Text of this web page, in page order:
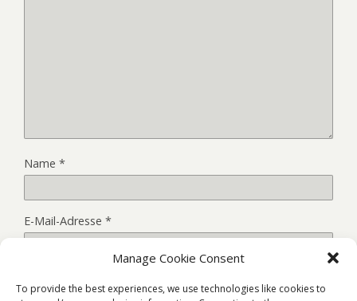
Manage Cookie Consent
To provide the best experiences, we use technologies like cookies to
Name *
E-Mail-Adresse *